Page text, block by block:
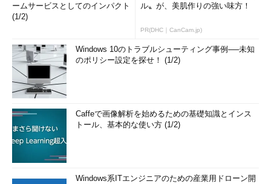
ームサービスとしてのインパクト
(1/2)
ル〟が、美肌作りの強い味方！
PR(DHC｜CanCam.jp)
Windows 10のトラブルシューティング事例──未知
のポリシー設定を探せ！ (1/2)
Caffeで画像解析を始めるための基礎知識とインス
トール、基本的な使い方 (1/2)
Windows系ITエンジニアのための産業用ドローン開